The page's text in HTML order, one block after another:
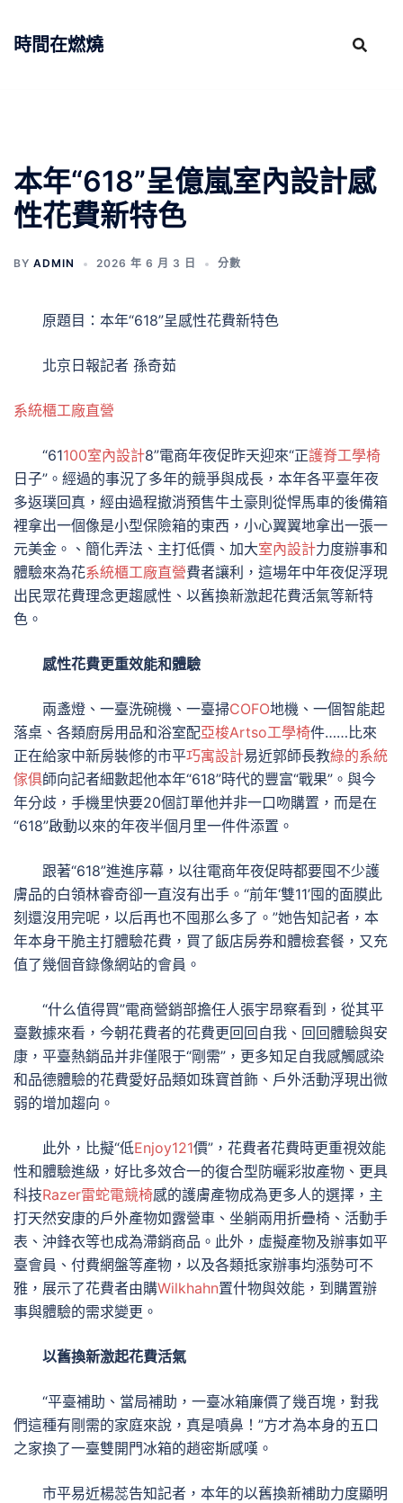
時間在燃燒
本年“618”呈億嵐室內設計感
性花費新特色
BY ADMIN 2026 年 6 月 3 日 分數
原題目：本年“618”呈感性花費新特色
北京日報記者 孫奇茹
系統櫃工廠直營
“61100室內設計8”電商年夜促昨天迎來“正護脊工學椅
日子”。經過的事況了多年的競爭與成長，本年各平臺年夜
多返璞回真，經由過程撤消預售牛土豪則從悍馬車的後備箱
裡拿出一個像是小型保險箱的東西，小心翼翼地拿出一張一
元美金。、簡化弄法、主打低價、加大室內設計力度辦事和
體驗來為花系統櫃工廠直營費者讓利，這場年中年夜促浮現
出民眾花費理念更趨感性、以舊換新激起花費活氣等新特
色。
感性花費更重效能和體驗
兩盞燈、一臺洗碗機、一臺掃COFO地機、一個智能起
落桌、各類廚房用品和浴室配亞梭Artso工學椅件……比來
正在給家中新房裝修的市平巧寓設計易近郭師長教綠的系統
傢俱師向記者細數起他本年“618”時代的豐富“戰果”。與今
年分歧，手機里快要20個訂單他并非一口吻購置，而是在
“618”啟動以來的年夜半個月里一件件添置。
跟著“618”進進序幕，以往電商年夜促時都要囤不少護
膚品的白領林睿奇卻一直沒有出手。“前年‘雙11’囤的面膜此
刻還沒用完呢，以后再也不囤那么多了。”她告知記者，本
年本身干脆主打體驗花費，買了飯店房券和體檢套餐，又充
值了幾個音錄像網站的會員。
“什么值得買”電商營銷部擔任人張宇昂察看到，從其平
臺數據來看，今朝花費者的花費更回回自我、回回體驗與安
康，平臺熱銷品并非僅限于“剛需”，更多知足自我感觸感染
和品德體驗的花費愛好品類如珠寶首飾、戶外活動浮現出微
弱的增加趨向。
此外，比擬“低Enjoy121價”，花費者花費時更重視效能
性和體驗進級，好比多效合一的復合型防曬彩妝產物、更具
科技Razer雷蛇電競椅感的護膚產物成為更多人的選擇，主
打天然安康的戶外產物如露營車、坐躺兩用折疊椅、活動手
表、沖鋒衣等也成為滯銷商品。此外，虛擬產物及辦事如平
臺會員、付費網盤等產物，以及各類抵家辦事均漲勢可不
雅，展示了花費者由購Wilkhahn置什物與效能，到購置辦
事與體驗的需求變更。
以舊換新激起花費活氣
“平臺補助、當局補助，一臺冰箱廉價了幾百塊，對我
們這種有剛需的家庭來說，真是噴鼻！”方才為本身的五口
之家換了一臺雙開門冰箱的趙密斯感嘆。
市平易近楊蕊告知記者，本年的以舊換新補助力度顯明